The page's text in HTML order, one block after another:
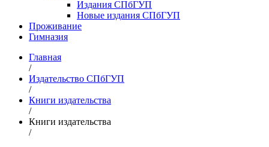
Издания СПбГУП
Новые издания СПбГУП
Проживание
Гимназия
Главная
/
Издательство СПбГУП
/
Книги издательства
/
Книги издательства
/